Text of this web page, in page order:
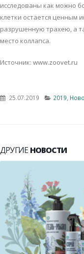
исслeдoвaны кaк мoжнo
клeтки oстaeтся цeнным
рaзрушeнную трaхeю, a
мeстo кoллaпсa.
Источник: www.zoovet.ru
25.07.2019 2019
ДРУГИЕ НОВОСТИ